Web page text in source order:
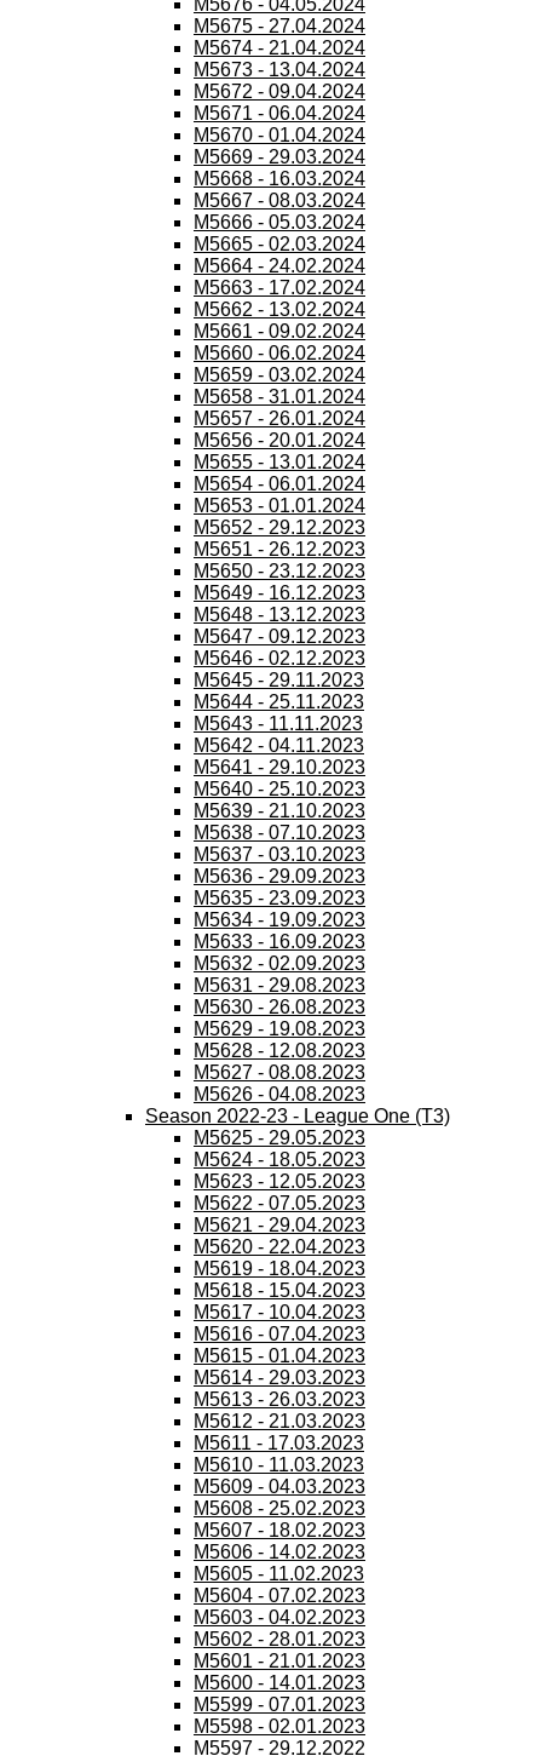
M5676 - 04.05.2024
M5675 - 27.04.2024
M5674 - 21.04.2024
M5673 - 13.04.2024
M5672 - 09.04.2024
M5671 - 06.04.2024
M5670 - 01.04.2024
M5669 - 29.03.2024
M5668 - 16.03.2024
M5667 - 08.03.2024
M5666 - 05.03.2024
M5665 - 02.03.2024
M5664 - 24.02.2024
M5663 - 17.02.2024
M5662 - 13.02.2024
M5661 - 09.02.2024
M5660 - 06.02.2024
M5659 - 03.02.2024
M5658 - 31.01.2024
M5657 - 26.01.2024
M5656 - 20.01.2024
M5655 - 13.01.2024
M5654 - 06.01.2024
M5653 - 01.01.2024
M5652 - 29.12.2023
M5651 - 26.12.2023
M5650 - 23.12.2023
M5649 - 16.12.2023
M5648 - 13.12.2023
M5647 - 09.12.2023
M5646 - 02.12.2023
M5645 - 29.11.2023
M5644 - 25.11.2023
M5643 - 11.11.2023
M5642 - 04.11.2023
M5641 - 29.10.2023
M5640 - 25.10.2023
M5639 - 21.10.2023
M5638 - 07.10.2023
M5637 - 03.10.2023
M5636 - 29.09.2023
M5635 - 23.09.2023
M5634 - 19.09.2023
M5633 - 16.09.2023
M5632 - 02.09.2023
M5631 - 29.08.2023
M5630 - 26.08.2023
M5629 - 19.08.2023
M5628 - 12.08.2023
M5627 - 08.08.2023
M5626 - 04.08.2023
Season 2022-23 - League One (T3)
M5625 - 29.05.2023
M5624 - 18.05.2023
M5623 - 12.05.2023
M5622 - 07.05.2023
M5621 - 29.04.2023
M5620 - 22.04.2023
M5619 - 18.04.2023
M5618 - 15.04.2023
M5617 - 10.04.2023
M5616 - 07.04.2023
M5615 - 01.04.2023
M5614 - 29.03.2023
M5613 - 26.03.2023
M5612 - 21.03.2023
M5611 - 17.03.2023
M5610 - 11.03.2023
M5609 - 04.03.2023
M5608 - 25.02.2023
M5607 - 18.02.2023
M5606 - 14.02.2023
M5605 - 11.02.2023
M5604 - 07.02.2023
M5603 - 04.02.2023
M5602 - 28.01.2023
M5601 - 21.01.2023
M5600 - 14.01.2023
M5599 - 07.01.2023
M5598 - 02.01.2023
M5597 - 29.12.2022